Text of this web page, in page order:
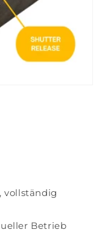
vollständig
Betrieb